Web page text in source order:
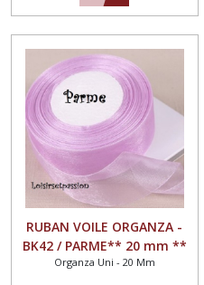
RUBAN VOILE ORGANZA -
BK42 / PARME** 20 mm **
Vendu au mètre - largeur
Organza Uni - 20 Mm